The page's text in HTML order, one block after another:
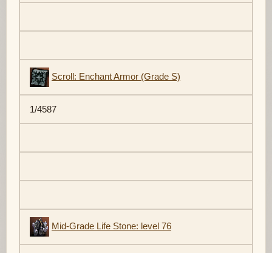
Scroll: Enchant Armor (Grade S)
1/4587
Mid-Grade Life Stone: level 76